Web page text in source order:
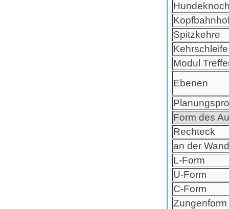
Spitzkehre
Kehrschleife
Modul
Ebenen
Form des
Rechteck
an der
L-Form
U-Form
C-Form
Zungenform